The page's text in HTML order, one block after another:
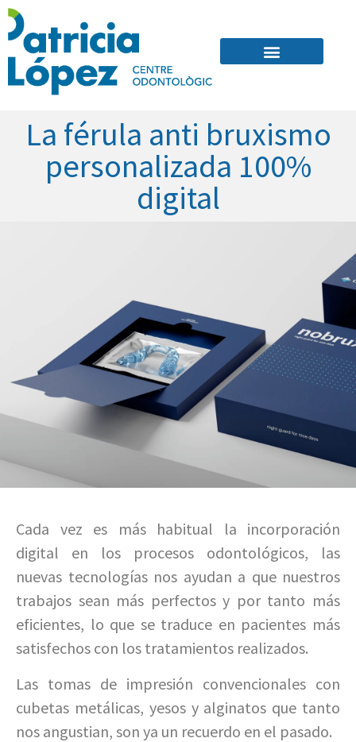
La férula anti bruxismo
personalizada 100%
digital
Cada vez es más habitual la incorporación
digital en los procesos odontológicos, las
nuevas tecnologías nos ayudan a que nuestros
trabajos sean más perfectos y por tanto más
eficientes, lo que se traduce en pacientes más
satisfechos con los tratamientos realizados.
Las tomas de impresión convencionales con
cubetas metálicas, yesos y alginatos que tanto
nos angustian, son ya un recuerdo en el pasado.